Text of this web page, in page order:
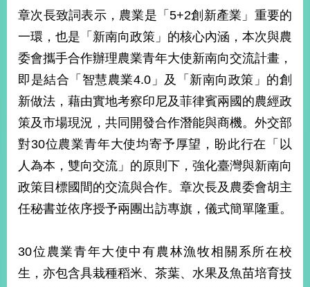
頁
站
導
覽
關
於
本
部
新
聞
中
心
外
資
章次長致詞表示，農業是「5+2創新產業」重要的
一環，也是「新南向政策」的核心內涵，本次與農
委會攜手合作辦理農業青年大使新南向交流計畫，
即是結合「智慧農業4.0」及「新南向政策」的創
新做法，藉由實地考察印尼及菲律賓兩國的農經政
策及市場現況，共同開發合作潛能與商機。外交部
對30位農業青年大使均寄予厚望，盼此行在「以
人為本，雙向交流」的原則下，強化臺灣與新南向
政策目標國間的交流與合作。章次長及農委會胡主
任秘書並依序授予兩團出訪專旗，儀式簡單隆重。
30位農業青年大使中有農林漁牧相關系所在校
生，亦包含具栽種稻米、茶葉、水果及魚苗培育技